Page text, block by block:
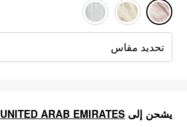
تحديد مقاس
يشحن إلى UNITED ARAB EMIRATES